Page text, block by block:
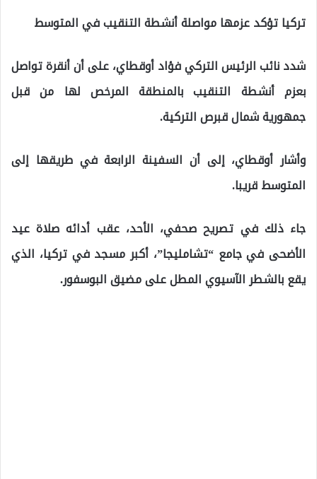
تركيا تؤكد عزمها مواصلة أنشطة التنقيب في المتوسط
شدد نائب الرئيس التركي فؤاد أوقطاي، على أن أنقرة تواصل
بعزم أنشطة التنقيب بالمنطقة المرخص لها من قبل
جمهورية شمال قبرص التركية.
وأشار أوقطاي، إلى أن السفينة الرابعة في طريقها إلى
المتوسط قريبا.
جاء ذلك في تصريح صحفي، الأحد، عقب أدائه صلاة عيد
الأضحى في جامع “تشامليجا”، أكبر مسجد في تركيا، الذي
يقع بالشطر الآسيوي المطل على مضيق البوسفور.